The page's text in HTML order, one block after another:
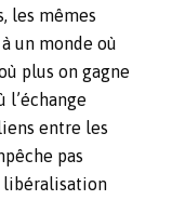
les mêmes
un monde où
plus on gagne
l’échange
entre les
pas
libéralisation